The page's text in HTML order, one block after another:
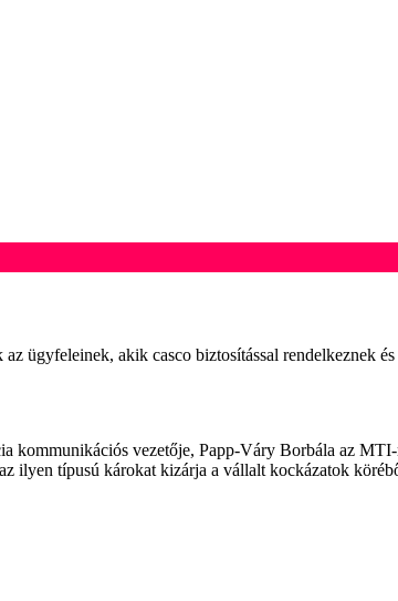
ügyfeleinek, akik casco biztosítással rendelkeznek
kommunikációs vezetője, Papp-Váry Borbála az
ilyen típusú károkat kizárja a vállalt kockázatok